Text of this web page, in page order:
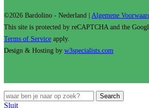
©2026 Bardolino - Nederland | Algemene
This site is protected by reCAPTCHA and the
Terms of Service apply.
Design & Hosting by w3specialists.com
Search
Sluit